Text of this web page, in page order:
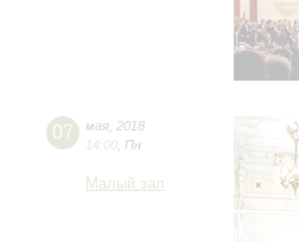
07 мая 2018
14:00 Пн
Малый зал